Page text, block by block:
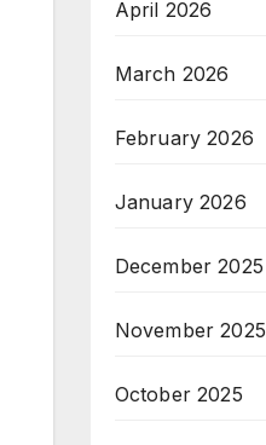
April 2026
March 2026
February 2026
January 2026
December 2025
November 2025
October 2025